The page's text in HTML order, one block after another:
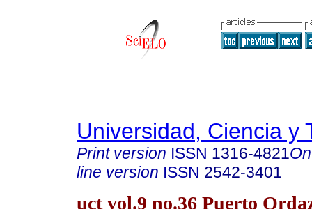
Universidad, Ciencia y
Print version ISSN 1316-4821
line version ISSN 2542-3401
uct vol.9 no.36 Puerto